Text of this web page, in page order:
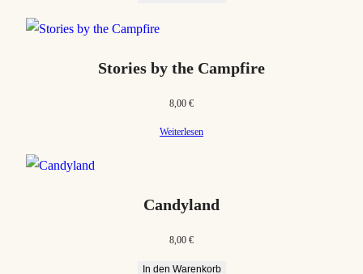
Stories by the Campfire
8,00 €
Weiterlesen
Candyland
8,00 €
In den Warenkorb